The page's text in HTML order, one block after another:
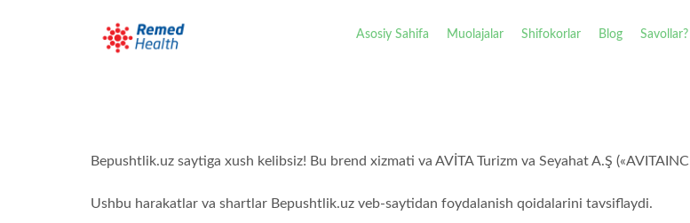
Asosiy Sahifa Muolajalar Shifokorlar Blog Savollar?
Bepushtlik.uz saytiga xush kelibsiz! Bu brend xizmati va AVİTA Turizm va Seyahat A.Ş
Ushbu harakatlar va shartlar Bepushtlik.uz veb-saytidan foydalanish qoidalarini tavsiflaydi.